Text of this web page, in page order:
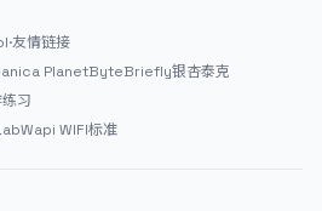
·友情链接
PlanetByteBriefly银杏泰克
习
Wapi WIFI标准